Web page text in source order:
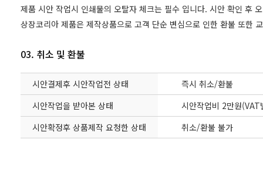
제품 시안 작업시 인쇄물의 오탈자 체크는 필수 입니다. 시안 확인 후
상장코리아 제품은 제작상품으로 고객 단순 변심으로 인한 환불 또한
03. 취소 및 환불
시안결제후 시안작업전 상태
즉시 취소/환불
시안작업을 받아본 상태
시안작업비 2만원
시안확정후 상품제작 요청한 상태
취소/환불 불가